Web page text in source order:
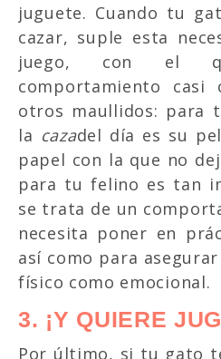
juguete. Cuando tu
cazar, suple esta
juego, con el
comportamiento casi
otros maullidos: para
la cazadel día es su
papel con la que no
para tu felino es tan
se trata de un
necesita poner en
así como para
físico como emocional.
3. ¡Y QUIERE
Por último, si tu gato